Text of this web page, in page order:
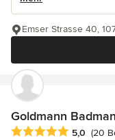
Emser Strasse 40,
Goldmann
Durchschnittliche
5,0 (20